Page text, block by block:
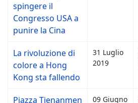
spingere il
Congresso USA a
punire la Cina
La rivoluzione di
colore a Hong
Kong sta fallendo
31 Luglio
2019
Piazza Tienanmen 09 Giugno